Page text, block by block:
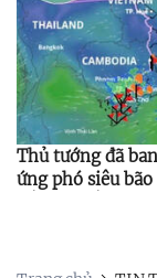
Thủ tướng đã
ứng phó siêu